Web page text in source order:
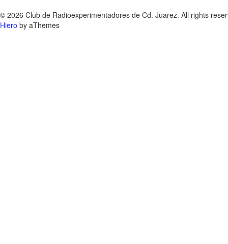
© 2026 Club de Radioexperimentadores de Cd. Juarez. All rights
Hiero by aThemes